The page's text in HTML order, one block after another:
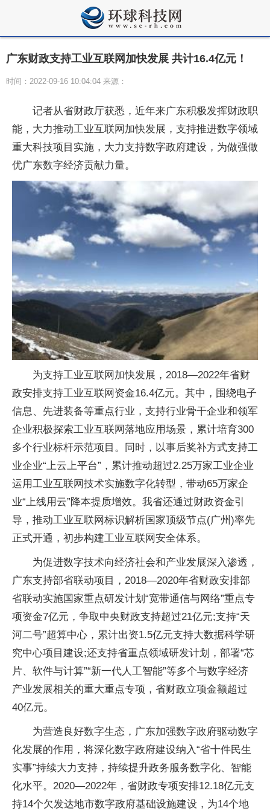
广东财政支持工业互联网加快发展 共计16.4亿元！
时间：2022-09-16 10:04:04 来源：
记者从省财政厅获悉，近年来广东积极发挥财政职
能，大力推动工业互联网加快发展，支持推进数字领域
重大科技项目实施，大力支持数字政府建设，为做强做
优广东数字经济贡献力量。
为支持工业互联网加快发展，2018—2022年省财
政安排支持工业互联网资金16.4亿元。其中，围绕电子
信息、先进装备等重点行业，支持行业骨干企业和领军
企业积极探索工业互联网落地应用场景，累计培育300
多个行业标杆示范项目。同时，以事后奖补方式支持工
业企业“上云上平台”，累计推动超过2.25万家工业企业
运用工业互联网技术实施数字化转型，带动65万家企
业“上线用云”降本提质增效。我省还通过财政资金引
导，推动工业互联网标识解析国家顶级节点(广州)率先
正式开通，初步构建工业互联网安全体系。
为促进数字技术向经济社会和产业发展深入渗透，
广东支持部省联动项目，2018—2020年省财政安排部
省联动实施国家重点研发计划“宽带通信与网络”重点专
项资金7亿元，争取中央财政支持超过21亿元;支持“天
河二号”超算中心，累计出资1.5亿元支持大数据科学研
究中心项目建设;还支持省重点领域研发计划，部署“芯
片、软件与计算”“新一代人工智能”等多个与数字经济
产业发展相关的重大重点专项，省财政立项金额超过
40亿元。
为营造良好数字生态，广东加强数字政府驱动数字
化发展的作用，将深化数字政府建设纳入“省十件民生
实事”持续大力支持，持续提升政务服务数字化、智能
化水平。2020—2022年，省财政专项安排12.18亿元支
持14个欠发达地市数字政府基础设施建设，为14个地